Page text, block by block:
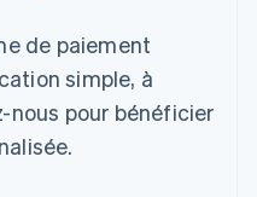
de paiement
simple, à
pour bénéficier